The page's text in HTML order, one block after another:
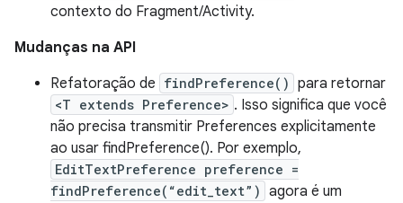
contexto do Fragment/Activity.
Mudanças na API
Refatoração de findPreference() para retornar
<T extends Preference> . Isso significa que você
não precisa transmitir Preferences explicitamente
ao usar findPreference(). Por exemplo,
EditTextPreference preference =
findPreference(“edit_text”) agora é um